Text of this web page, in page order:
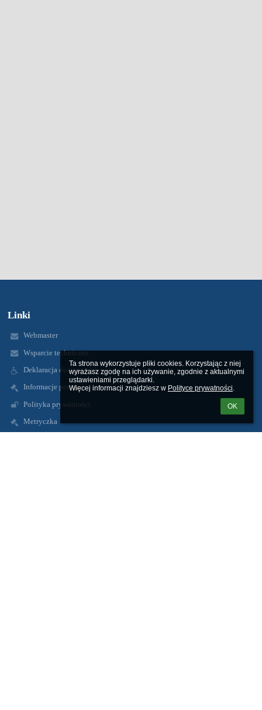
Ta strona wykorzystuje pliki cookies. Korzystając z niej
wyrażasz zgodę na ich używanie, zgodnie z aktualnymi
ustawieniami przeglądarki.
Więcej informacji znajdziesz w Polityce prywatności.
OK
Linki
Webmaster
Wsparcie techniczne
Deklaracja dostępności
Informacje prawne
Polityka prywatności
Metryczka